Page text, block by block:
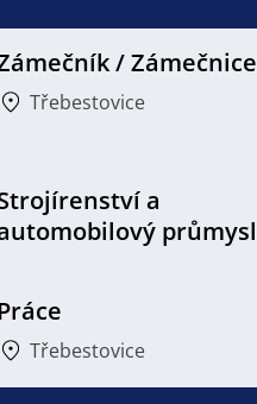
/ Zámečnice
Třebestovice
a
průmysl
Třebestovice